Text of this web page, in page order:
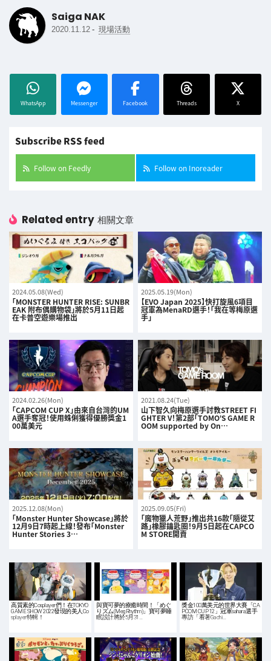
Saiga NAK
2020.11.12 - 現場活動
WhatsApp Messenger Facebook Threads X
Subscribe RSS feed
Follow on Feedly Follow on Inoreader
Related entry 相關文章
2024.05.08(Wed)
「MONSTER HUNTER RISE: SUNBR
EAK 附布偶購物袋」將於5月11日起
在卡普空遊樂場推出
2025.05.19(Mon)
【EVO Japan 2025】快打旋風6項目
冠軍為MenaRD選手！「我在等梅原選
手」
2024.02.26(Mon)
「CAPCOM CUP X」由來自台灣的UM
A選手奪冠！使用蛛俐獲得優勝獎金1
00萬美元
2021.08.24(Tue)
山下智久向梅原選手討教STREET FI
GHTER V！第2部「TOMO’S GAME R
OOM supported by On…
2025.12.08(Mon)
「Monster Hunter Showcase」將於
12月9日7時起上線！發布「Monster
Hunter Stories 3…
2025.09.05(Fri)
「魔物獵人荒野」推出共16款「隨從艾
路」橡膠鑰匙圈！9月5日起在CAPCO
M STORE開賣
高質素的Cosplayer們！在TOKYO
GAME SHOW 2022發現的美人Co
splayer特輯！
與寶可夢的療癒時間！「めぐ
りズム(MegRhythm)」寶可夢睡
眠設計將於5月31…
獎金100萬美元的世界大賽「CA
PCOM CUP 12」冠軍sahara選手
專訪「看著Gachi…